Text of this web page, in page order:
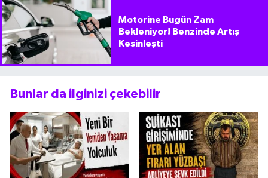
Motorine Bugün Zam
Bekleniyor! Benzinde Artış
Kesinleşti
Bunlar da ilginizi çekebilir